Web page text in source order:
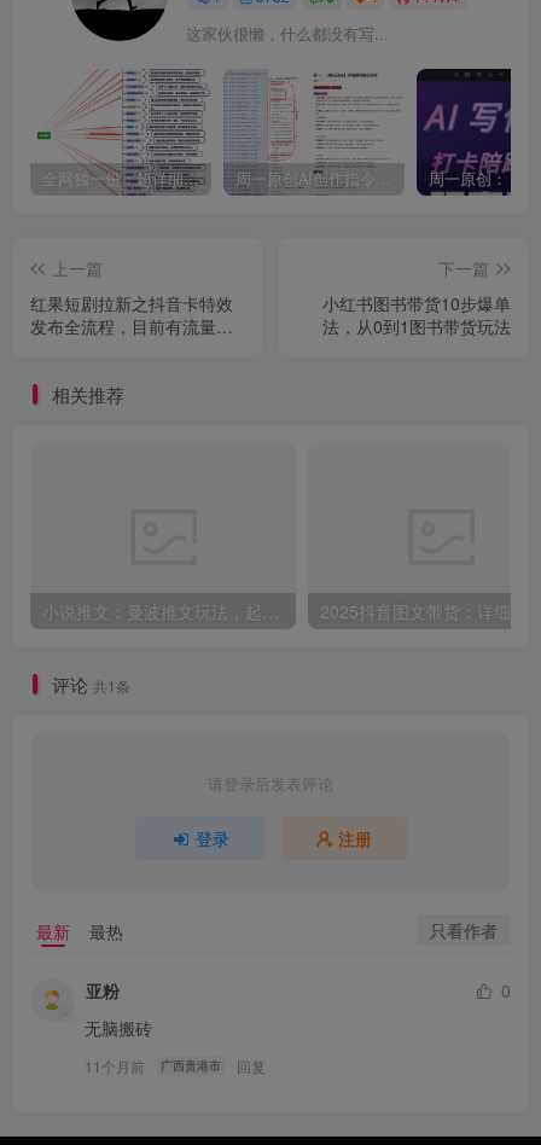
这家伙很懒，什么都没有写...
全网独一份：超详细的40+个自媒体赛道领域解析手册，让你的内容创作不再局限！ 周一原创AI创作指令词：30+个领域赛道的创作提示词集合
上一篇
红果短剧拉新之抖音卡特效
发布全流程，目前有流量，
下一篇
小红书图书带货10步爆单
法，从0到1图书带货玩法
相关推荐
小说推文：曼波推文玩法，起号快，流量猛，一天收益1k+
评论 共1条
请登录后发表评论
登录 注册
最新 最热 只看作者
亚粉
0
无脑搬砖
11个月前 广西贵港市 回复